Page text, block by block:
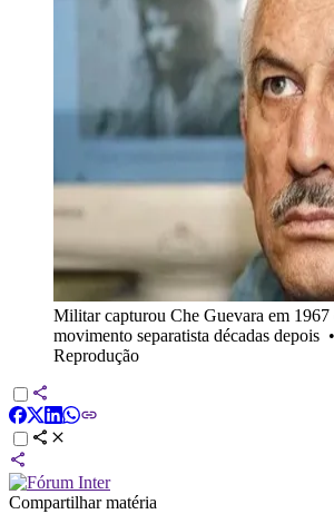
Militar capturou Che Guevara em 1967
movimento separatista décadas depois •
Reprodução
Compartilhar matéria